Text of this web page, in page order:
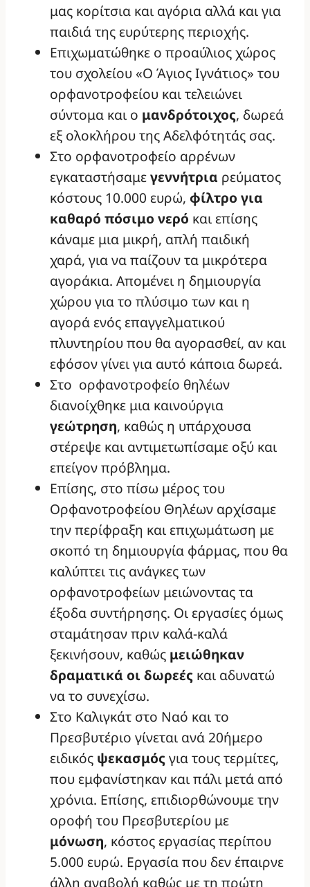
μας κορίτσια και αγόρια αλλά και για
παιδιά της ευρύτερης περιοχής.
Επιχωματώθηκε ο προαύλιος χώρος
του σχολείου «Ο Άγιος Ιγνάτιος» του
ορφανοτροφείου και τελειώνει
σύντομα και ο μανδρότοιχος, δωρεά
εξ ολοκλήρου της Αδελφότητάς σας.
Στο ορφανοτροφείο αρρένων
εγκαταστήσαμεγεννήτρια ρεύματος
κόστους 10.000 ευρώ, φίλτρο για
καθαρό πόσιμο νερό και επίσης
κάναμε μια μικρή, απλή παιδική
χαρά, για να παίζουν τα μικρότερα
αγοράκια. Απομένει η δημιουργία
χώρου για το πλύσιμο των και η
αγορά ενός επαγγελματικού
πλυντηρίου που θα αγορασθεί, αν και
εφόσον γίνει για αυτό κάποια δωρεά.
Στο ορφανοτροφείο θηλέων
διανοίχθηκε μια καινούργια
γεώτρηση, καθώς η υπάρχουσα
στέρεψε και αντιμετωπίσαμε οξύ και
επείγον πρόβλημα.
Επίσης, στο πίσω μέρος του
Ορφανοτροφείου Θηλέων αρχίσαμε
την περίφραξη και επιχωμάτωση με
σκοπό τη δημιουργία φάρμας, που θα
καλύπτει τις ανάγκες των
ορφανοτροφείων μειώνοντας τα
έξοδα συντήρησης. Οι εργασίες όμως
σταμάτησαν πριν καλά-καλά
ξεκινήσουν, καθώς μειώθηκαν
δραματικά οι δωρεές και αδυνατώ
να το συνεχίσω.
Στο Καλιγκάτ στο Ναό και το
Πρεσβυτέριο γίνεται ανά 20ήμερο
ειδικός ψεκασμός για τους τερμίτες,
που εμφανίστηκαν και πάλι μετά από
χρόνια. Επίσης, επιδιορθώνουμε την
οροφή του Πρεσβυτερίου με
μόνωση, κόστος εργασίας περίπου
5.000 ευρώ. Εργασία που δεν έπαιρνε
άλλη αναβολή καθώς με τη πρώτη